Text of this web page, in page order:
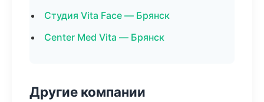
Студия Vita Face — Брянск
Center Med Vita — Брянск
Другие компании